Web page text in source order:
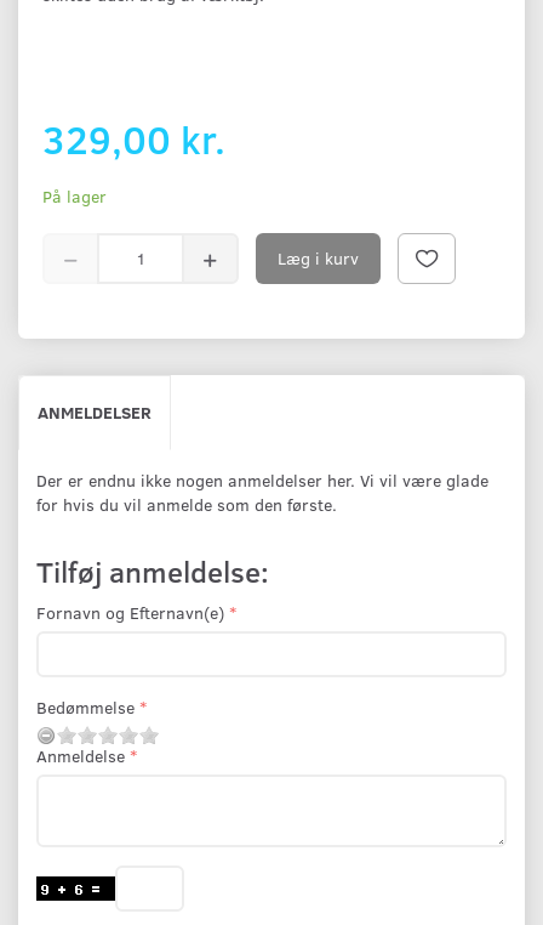
329,00 kr.
På lager
Læg i kurv
ANMELDELSER
Der er endnu ikke nogen anmeldelser her. Vi vil være glade
for hvis du vil anmelde som den første.
Tilføj anmeldelse:
Fornavn og Efternavn(e)
Bedømmelse
Anmeldelse